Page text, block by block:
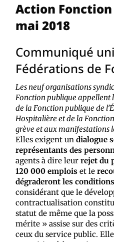
Action
mai 2018
Communiqué
Fédérations de
Les neuf organisations
Fonction publique appellent
de la Fonction publique de
Hospitalière et de la
grève et aux manifestations
Elles exigent undialogue
représentants des
agents à dire leurrejet du
120 000 emplois et le
dégraderont les
considérant que le
contractualisation
statut de même que la
mérite » assise sur des
ceux du service public.